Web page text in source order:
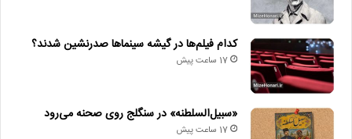
کدام فیلم‌ها در گیشه سینماها صدرنشین شدند؟
17 ساعت پیش
«سبیل‌السلطنه» در سنگلج روی صحنه می‌رود
17 ساعت پیش